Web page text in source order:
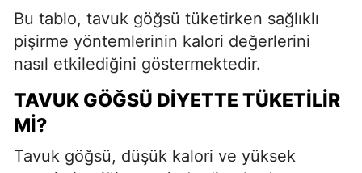
Bu tablo, tavuk göğsü tüketirken sağlıklı
pişirme yöntemlerinin kalori değerlerini
nasıl etkilediğini göstermektedir.
TAVUK GÖĞSÜ DIYETTE TÜKETILIR
MI?
Tavuk göğsü, düşük kalori ve yüksek